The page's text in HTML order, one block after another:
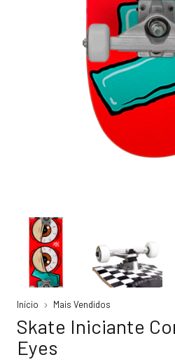
Início Mais Vendidos
Skate Iniciante
Eyes